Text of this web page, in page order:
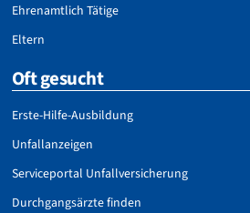
Ehrenamtlich Tätige
Eltern
Oft gesucht
Erste-Hilfe-Ausbildung
Unfallanzeigen
Serviceportal Unfallversicherung
Durchgangsärzte finden